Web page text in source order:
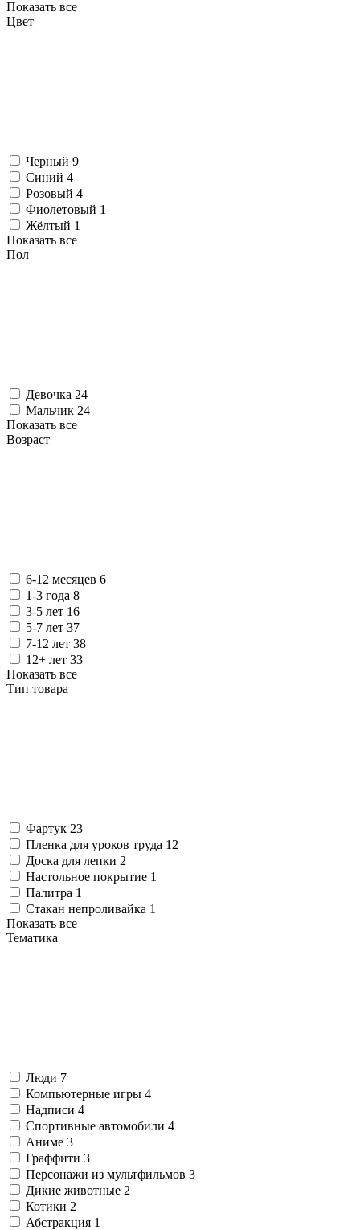
Показать все
Цвет
Черный 9
Синий 4
Розовый 4
Фиолетовый 1
Жёлтый 1
Показать все
Пол
Девочка 24
Мальчик 24
Показать все
Возраст
6-12 месяцев 6
1-3 года 8
3-5 лет 16
5-7 лет 37
7-12 лет 38
12+ лет 33
Показать все
Тип товара
Фартук 23
Пленка для уроков труда 12
Доска для лепки 2
Настольное покрытие 1
Палитра 1
Стакан непроливайка 1
Показать все
Тематика
Люди 7
Компьютерные игры 4
Надписи 4
Спортивные автомобили 4
Аниме 3
Граффити 3
Персонажи из мультфильмов 3
Дикие животные 2
Котики 2
Абстракция 1